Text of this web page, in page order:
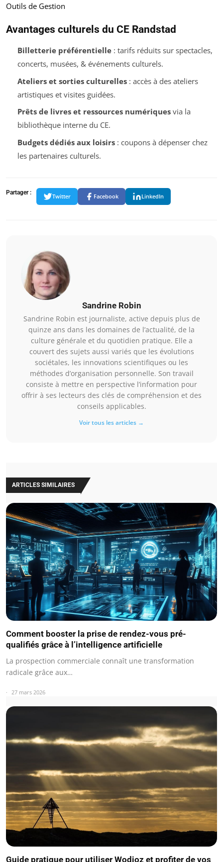
Outils de Gestion
Avantages culturels du CE Randstad
Billetterie préférentielle: tarifs réduits sur spectacles,
concerts, musées, & événements culturels.
Ateliers et sorties culturelles: accès à des ateliers
artistiques et visites guidées.
Prêts de livres et ressources numériquesvia la
bibliothèque interne du CE.
Budgets dédiés aux loisirs: coupons à dépenser chez
les partenaires culturels.
Partager :
Twitter Facebook LinkedIn
Sandrine Robin
Sandrine Robin est journaliste, active depuis plus de
quinze ans dans les domaines de l’actualité, de la
culture générale et du quotidien pratique. Elle a
couvert des sujets aussi variés que les évolutions
sociétales, les innovations scientifiques ou les
méthodes d’organisation personnelle. Son travail
consiste à mettre en perspective l’information pour
offrir à ses lecteurs des clés de compréhension et des
conseils applicables.
Voir tous les articles →
ARTICLES SIMILAIRES
Comment booster la prise de rendez-vous pré-
qualifiés grâce à l’intelligence artificielle
La prospection commerciale connaît une transformation
radicale grâce aux…
27 mars 2026
Guide pratique pour utiliser Wodioz et profiter de vos